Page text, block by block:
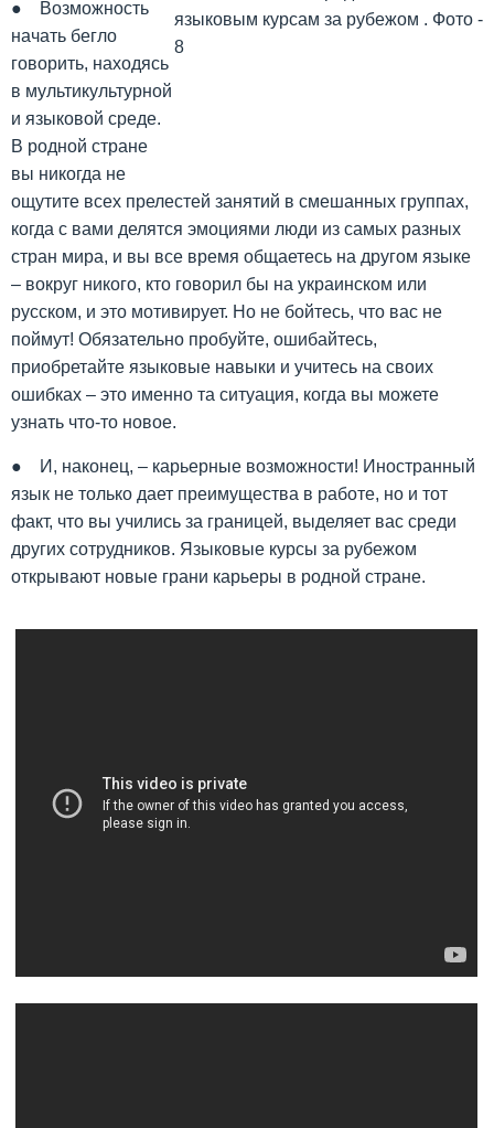
● Возможность
начать бегло
говорить, находясь
в мультикультурной
и языковой среде.
В родной стране
вы никогда не
ощутите всех прелестей занятий в смешанных группах,
когда с вами делятся эмоциями люди из самых разных
стран мира, и вы все время общаетесь на другом языке
– вокруг никого, кто говорил бы на украинском или
русском, и это мотивирует. Но не бойтесь, что вас не
поймут! Обязательно пробуйте, ошибайтесь,
приобретайте языковые навыки и учитесь на своих
ошибках – это именно та ситуация, когда вы можете
узнать что-то новое.
● И, наконец, – карьерные возможности! Иностранный
язык не только дает преимущества в работе, но и тот
факт, что вы учились за границей, выделяет вас среди
других сотрудников. Языковые курсы за рубежом
открывают новые грани карьеры в родной стране.